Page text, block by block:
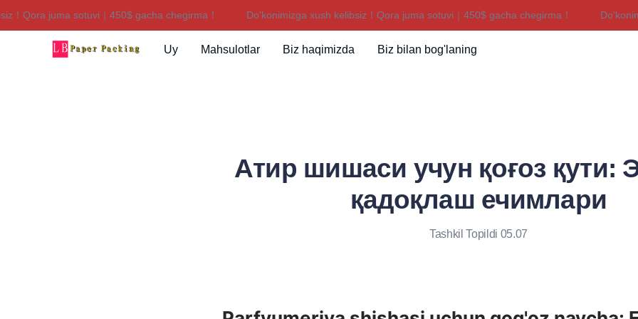
Qora juma sotuvi｜450$ gacha chegirma！ Do'konimizga xush kelibsiz！Qora juma sotuvi｜450$ gacha chegirma！
Do'konimizga xush kelibsiz！
Uy Mahsulotlar Biz haqimizda Biz bilan bog'laning
Атир шишаси учун қоғоз қути:
қадоқлаш ечимлари
Tashkil Topildi 05.07